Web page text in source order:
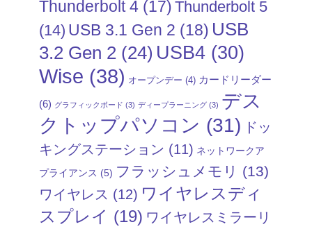
Thunderbolt 4 (17) Thunderbolt 5
(14) USB 3.1 Gen 2 (18) USB
3.2 Gen 2 (24) USB4 (30)
Wise (38) オープンデー (4) カードリーダー
(6) グラフィックボード (3) ディープラーニング (3) デス
クトップパソコン (31) ドッ
キングステーション (11) ネットワークア
プライアンス (5) フラッシュメモリ (13)
ワイヤレス (12) ワイヤレスディ
スプレイ (19) ワイヤレスミラーリ